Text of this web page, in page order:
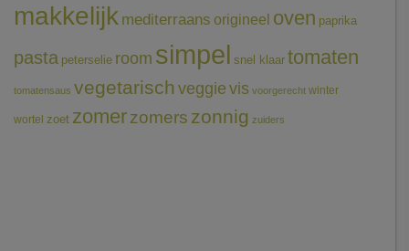
makkelijk mediterraans origineel oven paprika
pasta peterselie room simpel snel klaar tomaten
tomatensaus vegetarischveggie vis voorgerecht winter
wortel zoet zomerzomers zonnig zuiders